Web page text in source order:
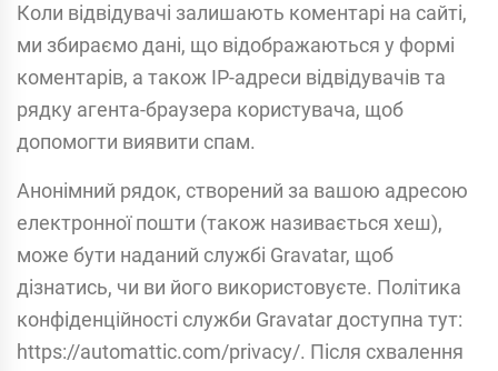
Коли відвідувачі залишають коментарі на сайті,
ми збираємо дані, що відображаються у формі
коментарів, а також IP-адреси відвідувачів та
рядку агента-браузера користувача, щоб
допомогти виявити спам.
Анонімний рядок, створений за вашою адресою
електронної пошти (також називається хеш),
може бути наданий службі Gravatar, щоб
дізнатись, чи ви його використовуєте. Політика
конфіденційності служби Gravatar доступна тут:
https://automattic.com/privacy/. Після схвалення